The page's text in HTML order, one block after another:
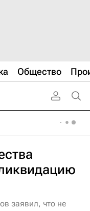
Общество
заявил, что не